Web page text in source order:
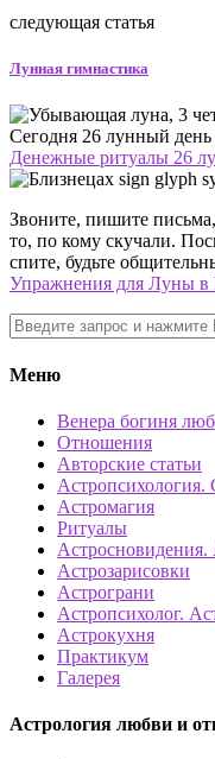
следующая статья
Лунная гимнастика
Сегодня 26 лунный день
Денежные ритуалы 26
Звоните, пишите
то, по кому скучали.
спите, будьте
Упражнения для Луны в
Меню
Венера богиня
Отношения
Авторские статьи
Астропсихология.
Астромагия
Ритуалы
Астросновидения.
Астрозарисовки
Астрограни
Астропсихолог.
Астрокухня
Практикум
Галерея
Астрология любви и